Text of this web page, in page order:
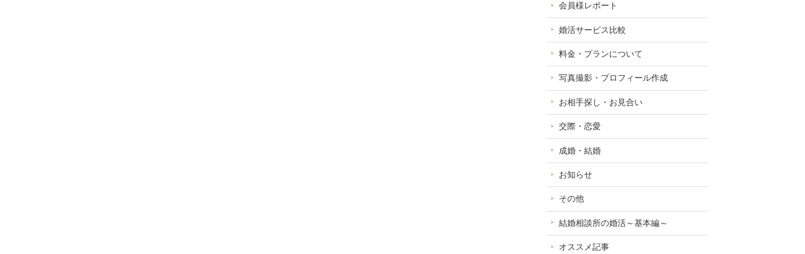
会員様レポート
婚活サービス比較
料金・プランについて
写真撮影・プロフィール作成
お相手探し・お見合い
交際・恋愛
成婚・結婚
お知らせ
その他
結婚相談所の婚活～基本編～
オススメ記事